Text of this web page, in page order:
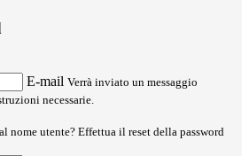
E-mail Verrà inviato un messaggio
necessarie.
nome utente? Effettua il reset della password